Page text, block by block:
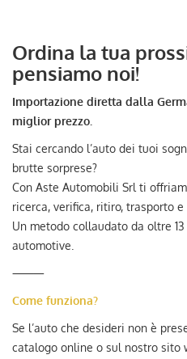
AUTO SU ORDINAZIONE
HOME
ACQUISTIAMO USATO
TROVA LA TUA AUTO
Ordina la tua
pensiamo noi!
Importazione diretta dalla
miglior prezzo.
Stai cercando l’auto dei tuoi
brutte sorprese?
Con Aste Automobili Srl ti
ricerca, verifica, ritiro, trasporto e
Un metodo collaudato da oltre
automotive.
⸻
Come funziona?
Se l’auto che desideri non è
catalogo online o sul nostro sito